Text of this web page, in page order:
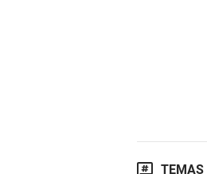
TEMAS